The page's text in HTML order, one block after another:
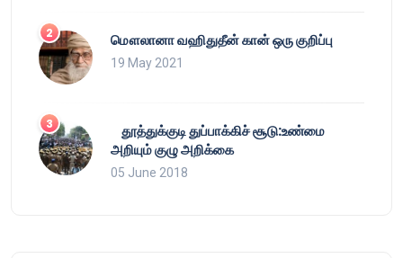
மௌலானா வஹிதுதீன் கான் ஒரு குறிப்பு
19 May 2021
தூத்துக்குடி துப்பாக்கிச் சூடு:உண்மை
அறியும் குழு அறிக்கை
05 June 2018